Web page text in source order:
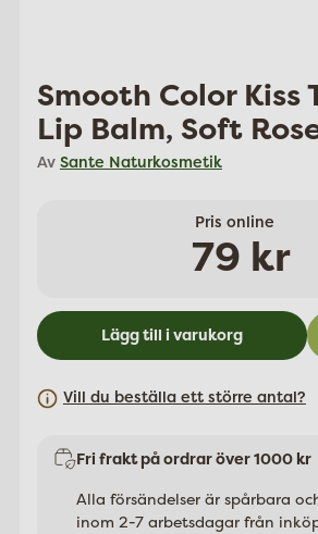
Smooth Color Kiss
Lip Balm, Soft
Av Sante Naturkosmetik
Pris online
pris
79 kr
Lägg till i varukorg
Vill du beställa ett större antal?
Fri frakt på ordrar över 1000 kr
Alla försändelser är spårbara
inom 2-7 arbetsdagar från